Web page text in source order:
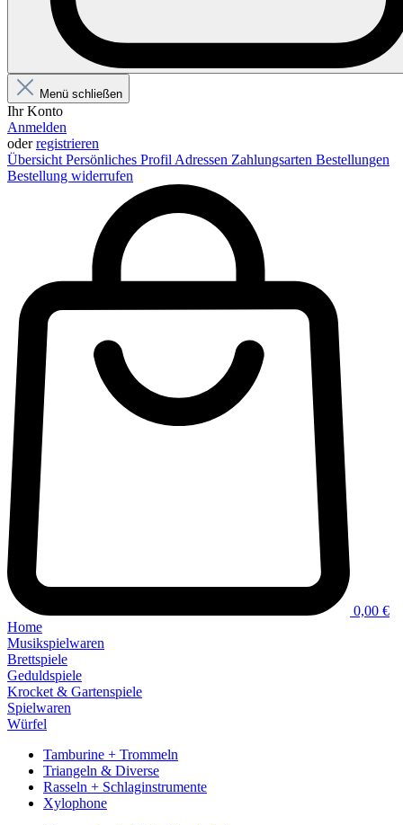
Menü schließen
Ihr Konto
Anmelden
oderregistrieren
Übersicht Persönliches Profil Adressen Zahlungsarten Bestellungen
Bestellung widerrufen
0,00 €
Home
Musikspielwaren
Brettspiele
Geduldspiele
Krocket & Gartenspiele
Spielwaren
Würfel
Tamburine + Trommeln
Triangeln & Diverse
Rasseln + Schlaginstrumente
Xylophone